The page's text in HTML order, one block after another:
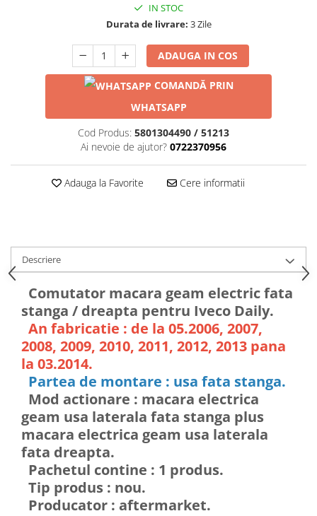
IN STOC
Durata de livrare: 3 Zile
ADAUGA IN COS
COMANDĂ PRIN
WHATSAPP
Cod Produs: 5801304490 / 51213
Ai nevoie de ajutor? 0722370956
Adauga la Favorite Cere informatii
Descriere
Comutator macara geam electric fata
stanga / dreapta pentru Iveco Daily.
An fabricatie : de la 05.2006, 2007,
2008, 2009, 2010, 2011, 2012, 2013 pana
la 03.2014.
Partea de montare : usa fata stanga.
Mod actionare : macara electrica
geam usa laterala fata stanga plus
macara electrica geam usa laterala
fata dreapta.
Pachetul contine : 1 produs.
Tip produs : nou.
Producator : aftermarket.